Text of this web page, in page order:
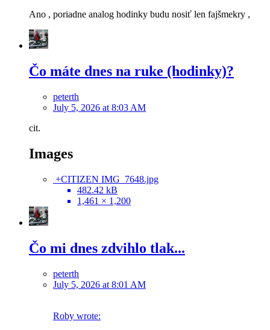
Ano , poriadne analog hodinky budu nosiť len fajšmekry ,
Čo máte dnes na ruke (hodinky)?
peterth
July 5, 2026 at 8:03 AM
cit.
Images
+CITIZEN IMG_7648.jpg
482.42 kB
1,461 × 1,200
Čo mi dnes zdvihlo tlak...
peterth
July 5, 2026 at 8:01 AM
Roby wrote: